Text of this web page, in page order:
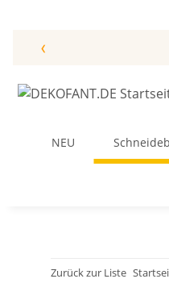
‹
NEU
Zurück zur Liste